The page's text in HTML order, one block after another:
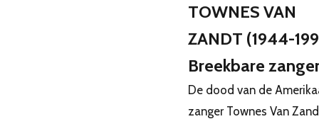
TOWNES VAN
ZANDT (1944-
Breekbare
De dood van de
zanger Townes Van